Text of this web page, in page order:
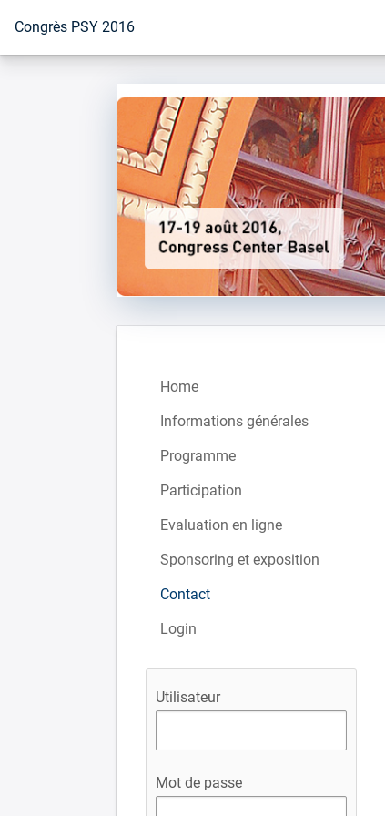
Vers la page d'accueil
Congrès PSY 2016
Home
Informations générales
Programme
Participation
Evaluation en ligne
Sponsoring et exposition
Contact
Login
Utilisateur
Mot de passe